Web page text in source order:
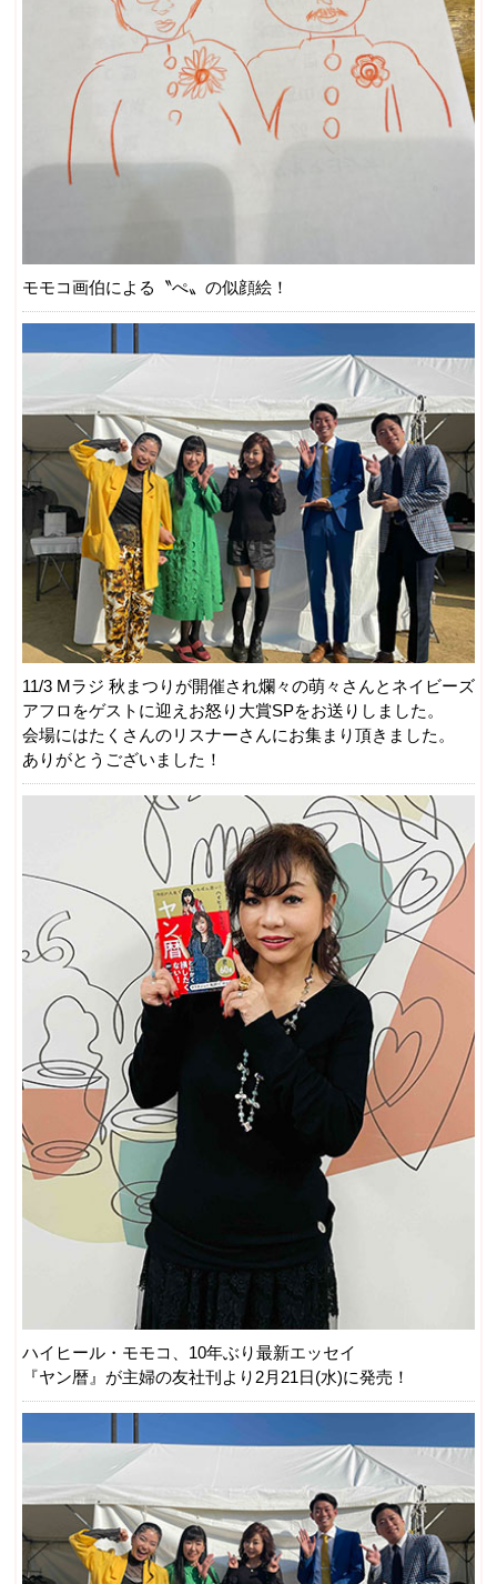
モモコ画伯による〝ぺ〟の似顔絵！
11/3 Mラジ 秋まつりが開催され爛々の萌々さんとネイビーズ
アフロをゲストに迎えお怒り大賞SPをお送りしました。
会場にはたくさんのリスナーさんにお集まり頂きました。
ありがとうございました！
ハイヒール・モモコ、10年ぶり最新エッセイ
『ヤン暦』が主婦の友社刊より2月21日(水)に発売！